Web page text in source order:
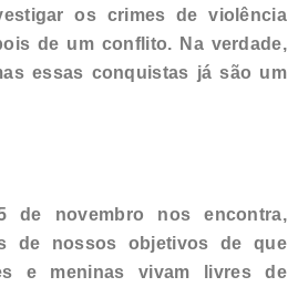
os crimes de violência
de um conflito. Na verdade,
essas conquistas já são um
de novembro nos encontra,
de nossos objetivos de que
e meninas vivam livres de